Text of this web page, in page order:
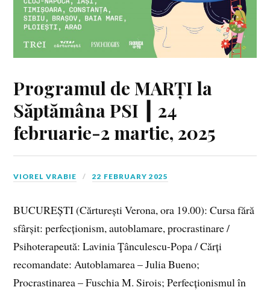
Programul de MARȚI la
Săptămâna PSI ┃ 24
februarie-2 martie, 2025
VIOREL VRABIE 22 FEBRUARY 2025
BUCUREȘTI (Cărturești Verona, ora 19.00): Cursa fără
sfârșit: perfecționism, autoblamare, procrastinare /
Psihoterapeută: Lavinia Ţânculescu-Popa / Cărți
recomandate: Autoblamarea – Julia Bueno;
Procrastinarea – Fuschia M. Sirois; Perfecționismul în